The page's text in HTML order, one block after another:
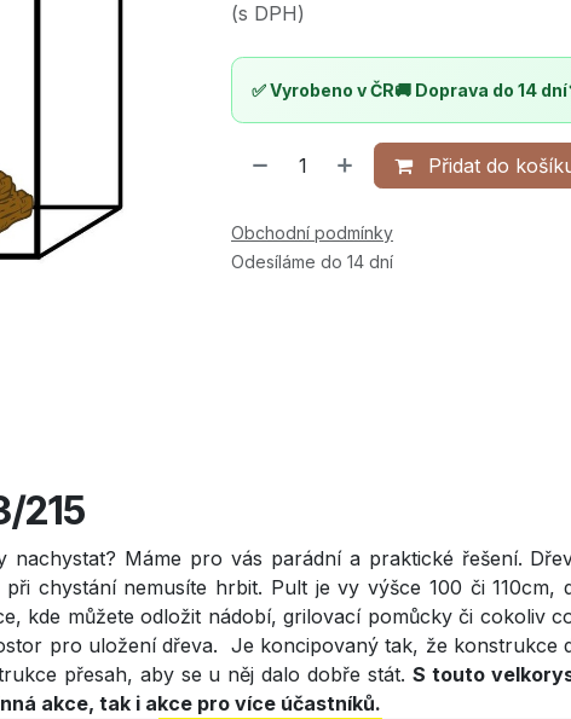
(s DPH)
✅ Vyrobeno v ČR🚚 Doprava do 14 dní
Přidat do
Obchodní podmínky
Odesíláme do 14 dní
215
Máme pro vás parádní a praktické řešení.
chystání nemusíte hrbit. Pult je vy výšce 100 či 110cm,
kde můžete odložit nádobí, grilovací pomůcky či cokoliv
pro uložení dřeva. Je koncipovaný tak, že konstrukce
přesah, aby se u něj dalo dobře stát. S touto
akce, tak i akce pro více účastníků.